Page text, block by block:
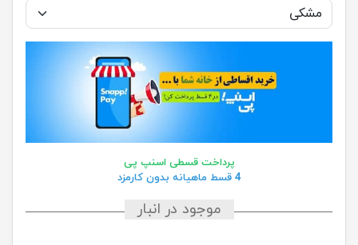
پرداخت قسطی اسنپ پی
4 قسط ماهیانه بدون کارمزد
موجود در انبار